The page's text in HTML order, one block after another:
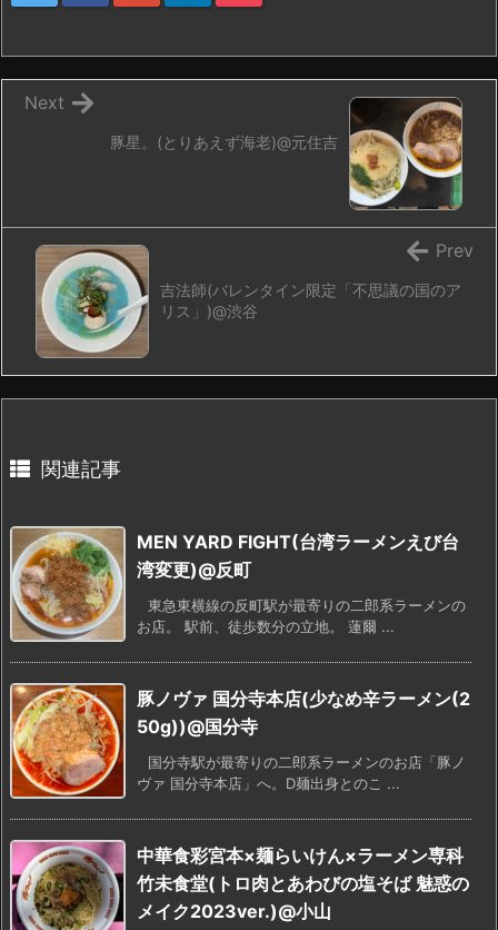
豚星。(とりあえず海老)@元住吉
Next
吉法師(バレンタイン限定「不思議の国のア
リス」)@渋谷
Prev
関連記事
MEN YARD FIGHT(台湾ラーメンえび台
湾変更)@反町
東急東横線の反町駅が最寄りの二郎系ラーメンの
お店。 駅前、徒歩数分の立地。 蓮爾 ...
豚ノヴァ 国分寺本店(少なめ辛ラーメン(2
50g))@国分寺
国分寺駅が最寄りの二郎系ラーメンのお店「豚ノ
ヴァ 国分寺本店」へ。D麺出身とのこ ...
中華食彩宮本×麺らいけん×ラーメン専科
竹未食堂(トロ肉とあわびの塩そば 魅惑の
メイク2023ver.)@小山